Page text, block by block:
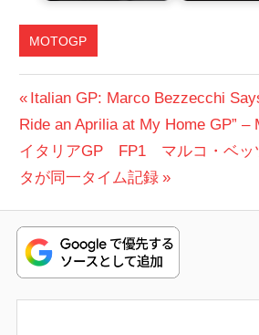
MOTOGP
投
稿
ナ
ビ
ゲ
ー
前
の
投
稿:
Italian GP: Marco Bezzecchi
Ride an Aprilia at My Home GP” –
次
の
稿:
イタリアGP FP1 マルコ・ベッ
タが同一タイム記録